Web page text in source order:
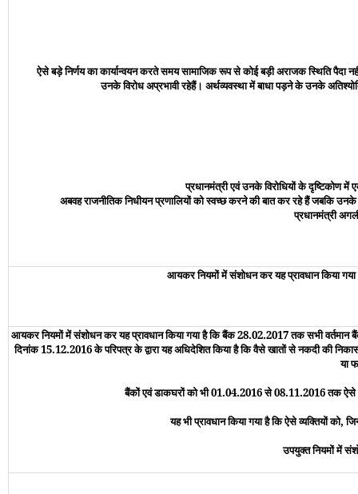
ऐसे बड़े निर्णय का कार्यान्वयन करते समय सामाजिक रूप से कोई बड़ी अराजक स्थिति पैदा
उनके विरोध अप्रभावी रहेहैं। अर्थव्यवस्था में बाधा पड़ने के उनके
प्रधानमंत्री एवं उनके विरोधियों के दृष्टिकोण
अबवह राजनीतिक निधीयन प्रणालियों को स्वच्छ करने की बात कर रहे हैं जबकि
प्रधानमंत्री
आयकर नियमों में संशोधन कर यह प्रावधान किया
आयकर नियमों में संशोधन कर यह प्रावधान किया गया है कि बैंक 28.02.2017 तक सभी वर्तमान
दिनांक 15.12.2016 के परिपत्र के द्वारा यह अधिदेशित किया है कि वैसे खातों से नकदी की
या
बैंकों एवं डाकघरों को भी 01.04.2016 से 08.11.2016 तक ऐसे
यह भी प्रावधान किया गया है कि ऐसे व्यक्तियों को,
उपयुक्त नियमों में